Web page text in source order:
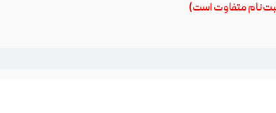
متفاوت است)